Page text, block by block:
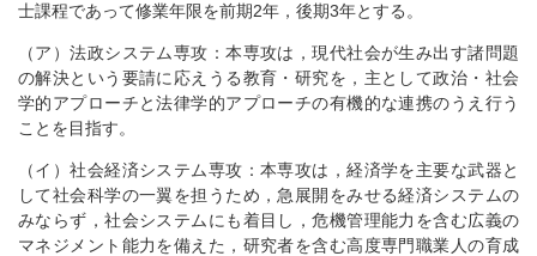
士課程であって修業年限を前期2年，後期3年とする。
（ア）法政システム専攻：本専攻は，現代社会が生み出す諸問題
の解決という要請に応えうる教育・研究を，主として政治・社会
学的アプローチと法律学的アプローチの有機的な連携のうえ行う
ことを目指す。
（イ）社会経済システム専攻：本専攻は，経済学を主要な武器と
して社会科学の一翼を担うため，急展開をみせる経済システムの
みならず，社会システムにも着目し，危機管理能力を含む広義の
マネジメント能力を備えた，研究者を含む高度専門職業人の育成